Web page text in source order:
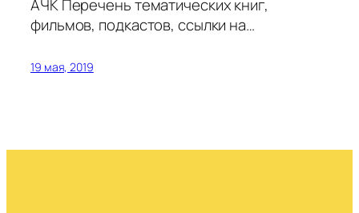
АЧК Перечень тематических книг,
фильмов, подкастов, ссылки на…
19 мая, 2019